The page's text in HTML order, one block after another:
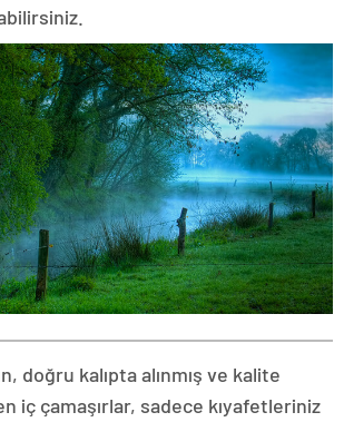
doğru kalıpta alınmış ve kalite
iç çamaşırlar, sadece kıyafetleriniz